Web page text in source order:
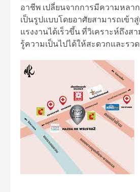
อาชีพ เปลี่ยนจากการมีความหลา
เป็นรูปแบบโดยอาศัยสามารถเข้า
แรงงานได้เร็วขึ้น ที่วิเคราะห์ถึงส
รู้ความเป็นไปได้ให้สะดวกและรว